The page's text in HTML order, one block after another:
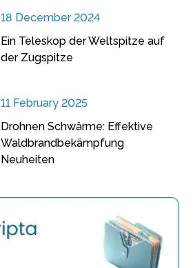
18 December 2024
Ein Teleskop der Weltspitze auf
der Zugspitze
11 February 2025
Drohnen Schwärme: Effektive
Waldbrandbekämpfung
Neuheiten